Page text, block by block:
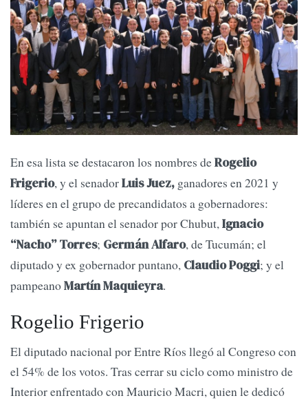
En esa lista se destacaron los nombres deRogelio
Frigerio, y el senadorLuis Juez, ganadores en 2021 y
líderes en el grupo de precandidatos a gobernadores:
también se apuntan el senador por Chubut,Ignacio
“Nacho” Torres; Germán Alfaro, de Tucumán; el
diputado y ex gobernador puntano, Claudio Poggi; y el
pampeanoMartín Maquieyra.
Rogelio Frigerio
El diputado nacional por Entre Ríos llegó al Congreso con
el 54% de los votos. Tras cerrar su ciclo como ministro de
Interior enfrentado con Mauricio Macri, quien le dedicó